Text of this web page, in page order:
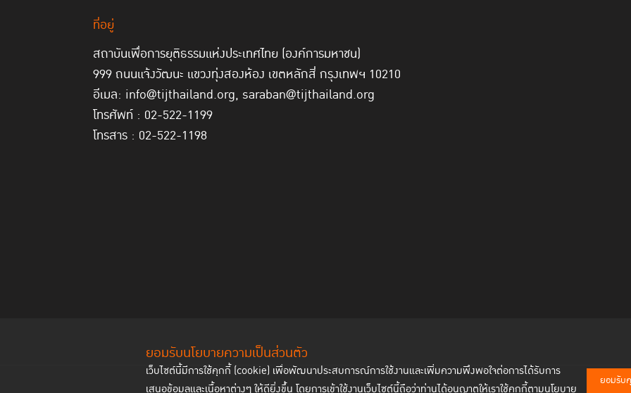
ยอมรับนโยบายความเป็นส่วนตัว
เว็บไซต์นี้มีการใช้คุกกี้ (cookie) เพื่อพัฒนาประสบการณ์การใช้งานและเพิ่มความพึงพอใจต่อการได้รับการ
เสนอข้อมูลและเนื้อหาต่างๆ ให้ดียิ่งขึ้น โดยการเข้าใช้งานเว็บไซต์นี้ถือว่าท่านได้อนุญาตให้เราใช้คุกกี้ตามนโยบาย
ยอมรับ
ที่อยู่
สถาบันเพื่อการยุติธรรมแห่งประเทศไทย (องค์การมหาชน)
999 ถนนแจ้งวัฒนะ แขวงทุ่งสองห้อง เขตหลักสี่ กรุงเทพฯ 10210
อีเมล: info@tijthailand.org, saraban@tijthailand.org
โทรศัพท์ : 02-522-1199
โทรสาร : 02-522-1198